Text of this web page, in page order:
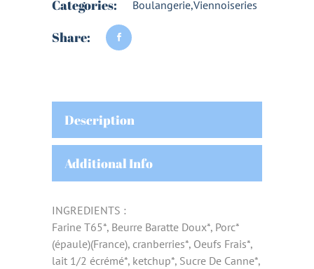
Categories: Boulangerie,Viennoiseries
Share:
Description
Additional Info
INGREDIENTS :
Farine T65*, Beurre Baratte Doux*, Porc*
(épaule)(France), cranberries*, Oeufs Frais*,
lait 1/2 écrémé*, ketchup*, Sucre De Canne*,